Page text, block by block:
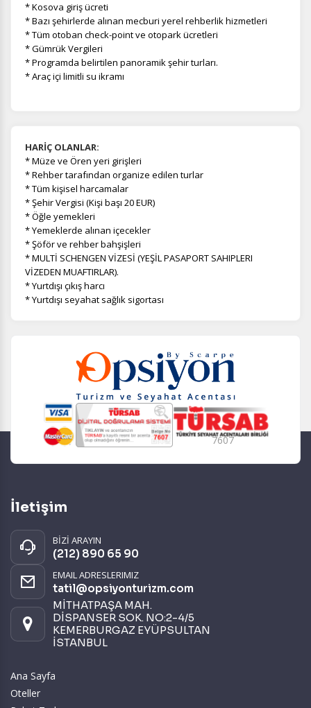
* Kosova giriş ücreti
* Bazı şehirlerde alınan mecburi yerel rehberlik hizmetleri
* Tüm otoban check-point ve otopark ücretleri
* Gümrük Vergileri
* Programda belirtilen panoramik şehir turları.
* Araç içi limitli su ikramı
HARİÇ OLANLAR:
*Müze ve Ören yeri girişleri
* Rehber tarafından organize edilen turlar
* Tüm kişisel harcamalar
* Şehir Vergisi (Kişi başı 20 EUR)
* Öğle yemekleri
* Yemeklerde alınan içecekler
* Şöför ve rehber bahşişleri
* MULTİ SCHENGEN VİZESİ (YEŞİL PASAPORT SAHIPLERI
VİZEDEN MUAFTIRLAR).
* Yurtdışı çıkış harcı
* Yurtdışı seyahat sağlık sigortası
7607
İletişim
BİZİ ARAYIN
(212) 890 65 90
EMAIL ADRESLERIMIZ
tatil@opsiyonturizm.com
MİTHATPAŞA MAH.
DİSPANSER SOK. NO:2-4/5
KEMERBURGAZ EYÜPSULTAN
İSTANBUL
Ana Sayfa
Oteller